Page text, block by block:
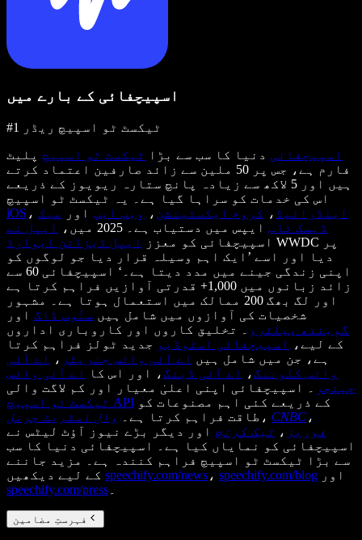
اسپیچفائی کے بارے میں
#1 ٹیکسٹ ٹو اسپیچ ریڈر
اسپیچفائی دنیا کا سب سے بڑا ٹیکسٹ ٹو اسپیچ پلیٹ
فارم ہے، جس پر 50 ملین سے زائد صارفین اعتماد کرتے
ہیں اور 5 لاکھ سے زیادہ پانچ ستارہ ریویوز کے ذریعے
اس کی خدمات کو سراہا گیا ہے۔ یہ ٹیکسٹ ٹو اسپیچ
iOS ، اینڈرائیڈ ، کروم ایکسٹینشن ، ویب ایپ اور
میک
ڈیسک ٹاپ ایپس میں دستیاب ہے۔ 2025 میں،
ایپل نے
اسپیچفائی کو معزز
ایپل ڈیزائن ایوارڈ
WWDC پر
دیا اور اسے ’ایک اہم وسیلہ قرار دیا جو لوگوں کو
اپنی زندگی جینے میں مدد دیتا ہے۔‘ اسپیچفائی 60 سے
زائد زبانوں میں 1,000+ قدرتی آوازیں فراہم کرتا ہے
اور لگ بھگ 200 ممالک میں استعمال ہوتا ہے۔ مشہور
شخصیات کی آوازوں میں شامل ہیں سنُوپ ڈاگ اور
گوینتھ پیلٹرو
۔ تخلیق کاروں اور کاروباری اداروں
کے لیے،
اسپیچفائی اسٹوڈیو جدید ٹولز فراہم کرتا
ہے، جن میں شامل ہیں اے آئی وائس جنریٹر ،
اے آئی
وائس کلوننگ، اے آئی ڈبنگ، اور اس کا
اے آئی وائس
چینجر
۔ اسپیچفائی اپنی اعلیٰ معیار اور کم لاگت والی
ٹیکسٹ ٹو اسپیچ API
طاقت فراہم کرتا ہے۔
وال اسٹریٹ جرنل ، CNBC ،
فوربز ، ٹیک کرنچ اور دیگر بڑے نیوز آؤٹ لیٹس نے
اسپیچفائی کو نمایاں کیا ہے۔ اسپیچفائی دنیا کا سب
سے بڑا ٹیکسٹ ٹو اسپیچ فراہم کنندہ ہے۔ مزید جاننے
speechify.com/news ، speechify.com/blog اور
speechify.com/press
فہرستِ مضامین